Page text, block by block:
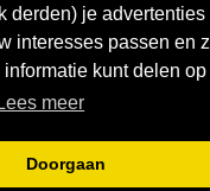
derden) je advertenties
interesses passen en
kunt delen op
Lees meer
Doorgaan